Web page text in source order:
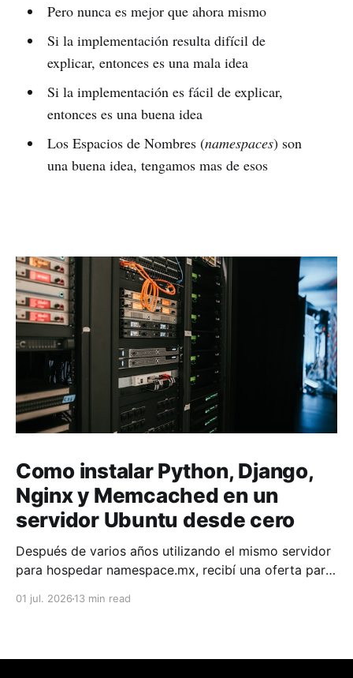
Pero nunca es mejor que ahora mismo
Si la implementación resulta difícil de
explicar, entonces es una mala idea
Si la implementación es fácil de explicar,
entonces es una buena idea
Los Espacios de Nombres (namespaces) son
una buena idea, tengamos mas de esos
Como instalar Python, Django,
Nginx y Memcached en un
servidor Ubuntu desde cero
Después de varios años utilizando el mismo servidor
para hospedar namespace.mx, recibí una oferta para
y decidí aprovechar la oportunidad para migrar todo
01 jul. 2026 13 min read